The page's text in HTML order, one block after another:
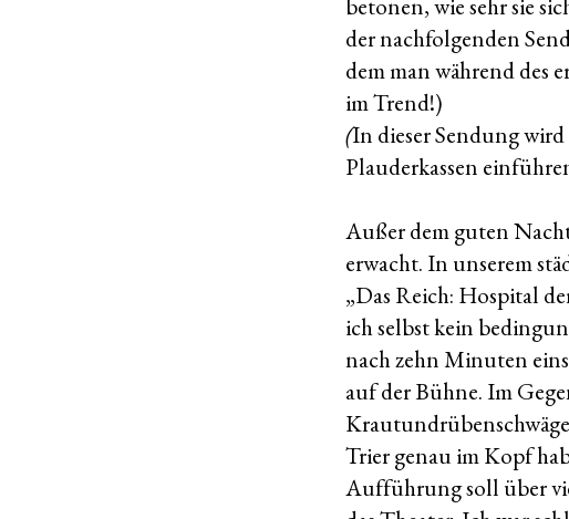
betonen, wie sehr sie
der nachfolgenden
dem man während des
im Trend!)
(In dieser Sendung
Plauderkassen
Außer dem guten
erwacht. In unserem
„Das Reich: Hospital
ich selbst kein
nach zehn Minuten
auf der Bühne. Im
Trier genau im Kopf
Aufführung soll über